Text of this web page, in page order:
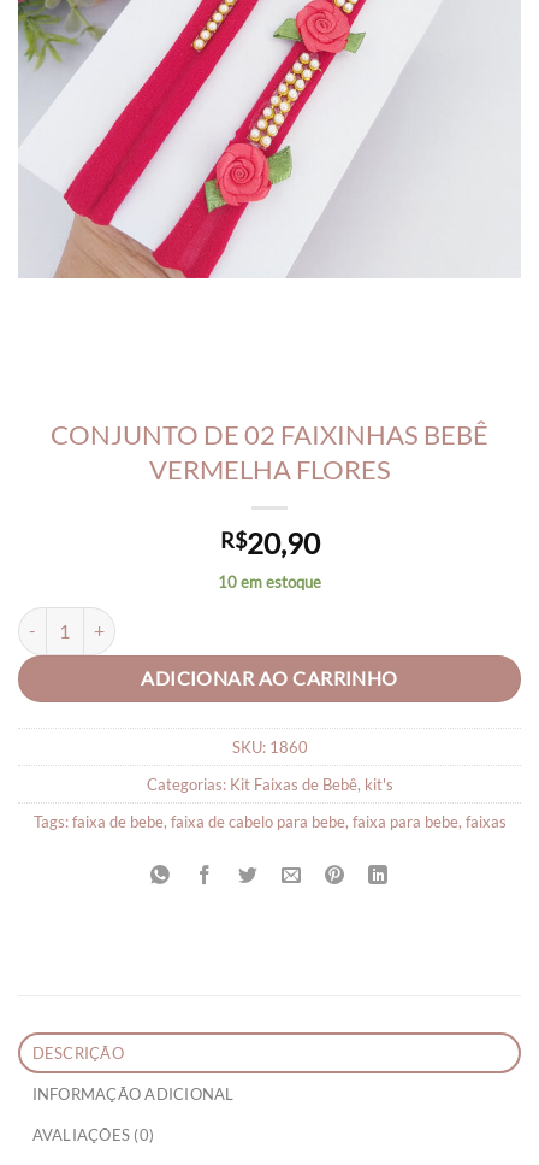
CONJUNTO DE 02 FAIXINHAS BEBÊ
VERMELHA FLORES
R$20,90
10 em estoque
CONJUNTO DE 02 FAIXINHAS BEBÊ VERMELHA FLORES quantidade
ADICIONAR AO CARRINHO
SKU: 1860
Categorias: Kit Faixas de Bebê, kit's
Tags:faixa de bebe, faixa de cabelo para bebe, faixa para bebe, faixas
DESCRIÇÃO
INFORMAÇÃO ADICIONAL
AVALIAÇÕES (0)